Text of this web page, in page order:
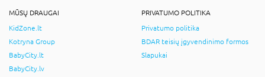
MŪSŲ DRAUGAI
KidZone.lt
Kotryna Group
BabyCity.lt
BabyCity.lv
PRIVATUMO POLITIKA
Privatumo politika
BDAR teisių įgyvendinimo formos
Slapukai